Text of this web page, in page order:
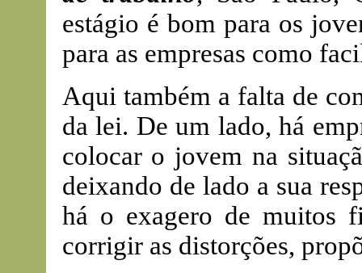
estágio é bom para os
para as empresas como
Aqui também a falta de
da lei. De um lado, há
colocar o jovem na
deixando de lado a sua
há o exagero de muitos
corrigir as distorções,